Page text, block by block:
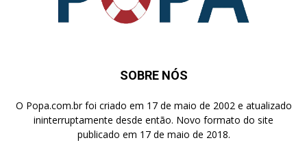
SOBRE NÓS
O Popa.com.br foi criado em 17 de maio de 2002 e atualizado
ininterruptamente desde então. Novo formato do site
publicado em 17 de maio de 2018.